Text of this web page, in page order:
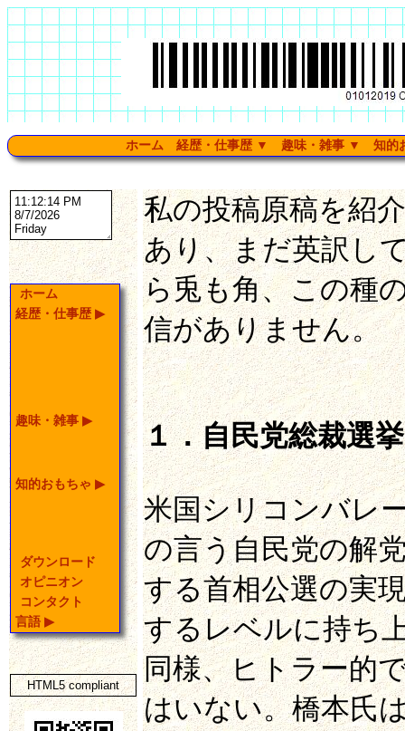
ホーム 経歴・仕事歴 ▼ 趣味・雑事 ▼ 知的
ホーム
経歴・仕事歴 ▶
趣味・雑事 ▶
知的おもちゃ ▶
ダウンロード
オピニオン
コンタクト
言語 ▶
HTML5 compliant
私の投稿原稿を紹
あり、まだ英訳し
ら兎も角、この種
信がありません。
１．自民党総裁選挙
米国シリコンバレ
の言う自民党の解
する首相公選の実
するレベルに持ち
同様、ヒトラー的
はいない。橋本氏